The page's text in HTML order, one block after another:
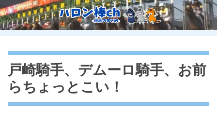
戸崎騎手、デムーロ騎手、お前
らちょっとこい！